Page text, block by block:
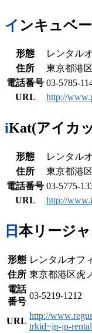
インキュベ
形態
レンタル
住所
東京都港区
電話番号 03-5785-
URL
http://
iKat(アイカ
形態
レンタル
住所
東京都港区
電話番号 03-5775-
URL
http://
日本リージ
形態 レンタルオフ
住所 東京都港区虎
電話
番号
03-5219-1212
URL
http://
trkid=jp-jp-